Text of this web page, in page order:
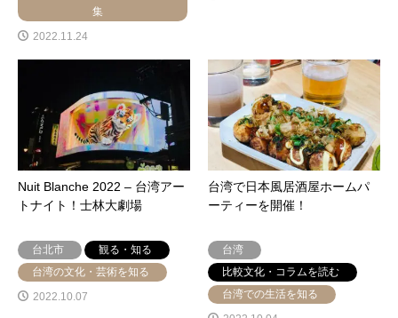
集
2022.11.24
Nuit Blanche 2022 – 台湾アー
トナイト！士林大劇場
台北市
観る・知る
台湾の文化・芸術を知る
2022.10.07
台湾で日本風居酒屋ホームパ
ーティーを開催！
台湾
比較文化・コラムを読む
台湾での生活を知る